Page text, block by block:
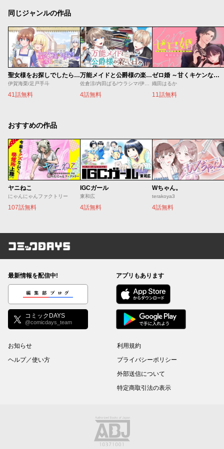
同じジャンルの作品
聖女様をお探しでしたら妹で間違いありません。さあどうぞお連れください、今すぐ。
伊賀海栗/足戸手斗
41話無料
万能メイドと公爵様の楽しい日々
佐倉涼/内田ぱる/ウラシマ/伊藤テリヤキ
4話無料
ゼロ婚 ～甘くキケンな極秘任務～
織田はるか
11話無料
おすすめの作品
ヤニねこ
にゃんにゃんファクトリー
107話無料
IGCガール
東和広
4話無料
Wちゃん。
terakoya3
4話無料
コミックDAYS
最新情報を配信中!
編集部ブログ
コミックDAYS
@comicdays_team
アプリもあります
お知らせ
ヘルプ／使い方
利用規約
プライバシーポリシー
外部送信について
特定商取引法の表示